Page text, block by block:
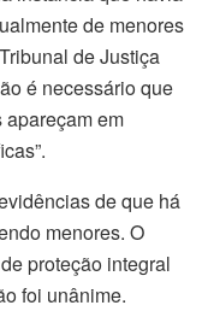
de menores
de Justiça
é necessário que
em
de que há
menores. O
proteção integral
foi unânime.